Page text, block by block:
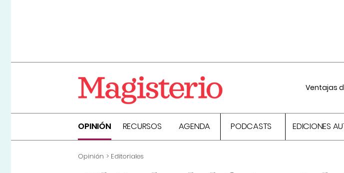
Ventajas
OPINIÓN RECURSOS AGENDA PODCASTS EDICIONES
Opinión Editoriales